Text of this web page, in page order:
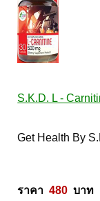
S.K.D. L -
Get Health By
ราคา 480
  บาท